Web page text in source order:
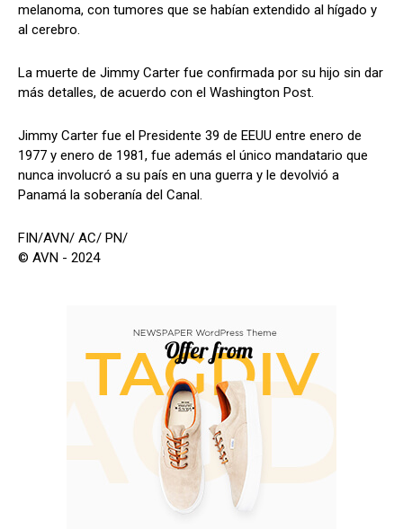
melanoma, con tumores que se habían extendido al hígado y
al cerebro.
La muerte de Jimmy Carter fue confirmada por su hijo sin dar
más detalles, de acuerdo con el Washington Post.
Jimmy Carter fue el Presidente 39 de EEUU entre enero de
1977 y enero de 1981, fue además el único mandatario que
nunca involucró a su país en una guerra y le devolvió a
Panamá la soberanía del Canal.
FIN/AVN/ AC/ PN/
© AVN - 2024